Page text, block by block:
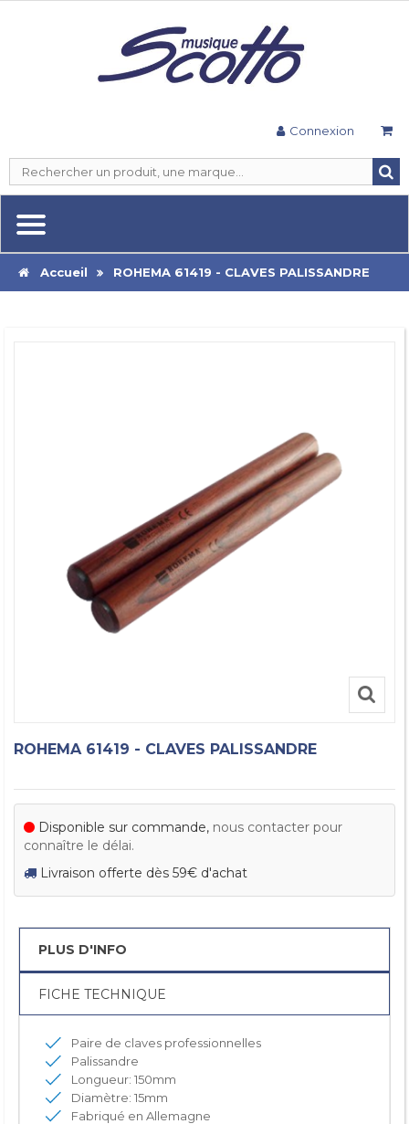
Connexion
Accueil ROHEMA 61419 - CLAVES PALISSANDRE
ROHEMA 61419 - CLAVES PALISSANDRE
Disponible sur commande, nous contacter pour
connaître le délai.
Livraison offerte dès 59€ d'achat
PLUS D'INFO
FICHE TECHNIQUE
Paire de claves professionnelles
Palissandre
Longueur: 150mm
Diamètre: 15mm
Fabriqué en Allemagne